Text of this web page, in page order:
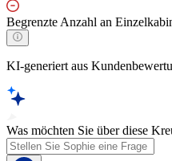
Begrenzte Anzahl an
KI-generiert aus
Was möchten Sie über diese